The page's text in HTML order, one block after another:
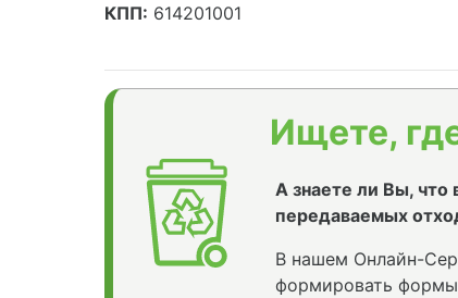
КПП: 614201001
Ищете,
А знаете ли Вы, что
передаваемых
В нашем Онлайн-
формировать формы